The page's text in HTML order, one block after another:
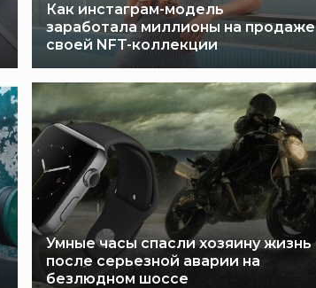
Как инстаграм-модель
заработала миллионы на продаже
своей NFT-коллекции
Умные часы спасли хозяину жизнь
после серьезной аварии на
безлюдном шоссе